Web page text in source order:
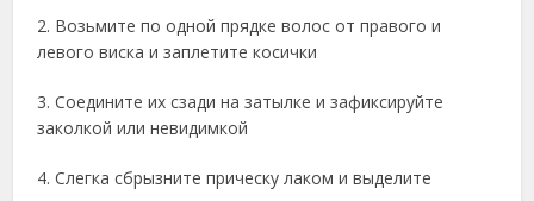
2. Возьмите по одной прядке волос от правого и
левого виска и заплетите косички
3. Соедините их сзади на затылке и зафиксируйте
заколкой или невидимкой
4. Слегка сбрызните прическу лаком и выделите